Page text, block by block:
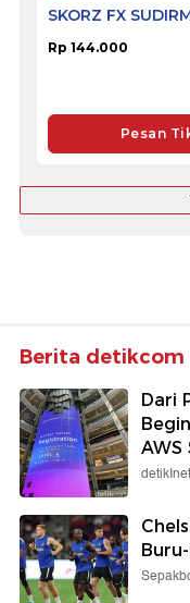
SKORZ FX
Rp 144.000
Pesan
Berita detikcom
Dari
AWS
detikInet